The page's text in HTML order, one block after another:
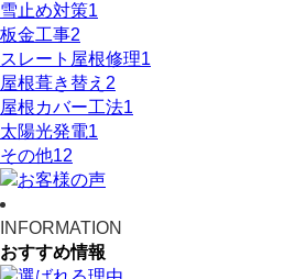
雪止め対策1
板金工事2
スレート屋根修理1
屋根葺き替え 2
屋根カバー工法1
太陽光発電1
その他12
INFORMATION
おすすめ情報